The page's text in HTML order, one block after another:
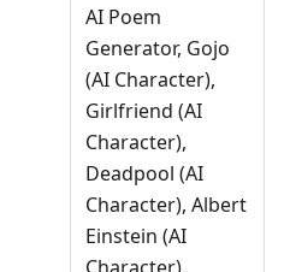
AI Poem
Generator, Gojo
(AI Character),
Girlfriend (AI
Character),
Deadpool (AI
Character), Albert
Einstein (AI